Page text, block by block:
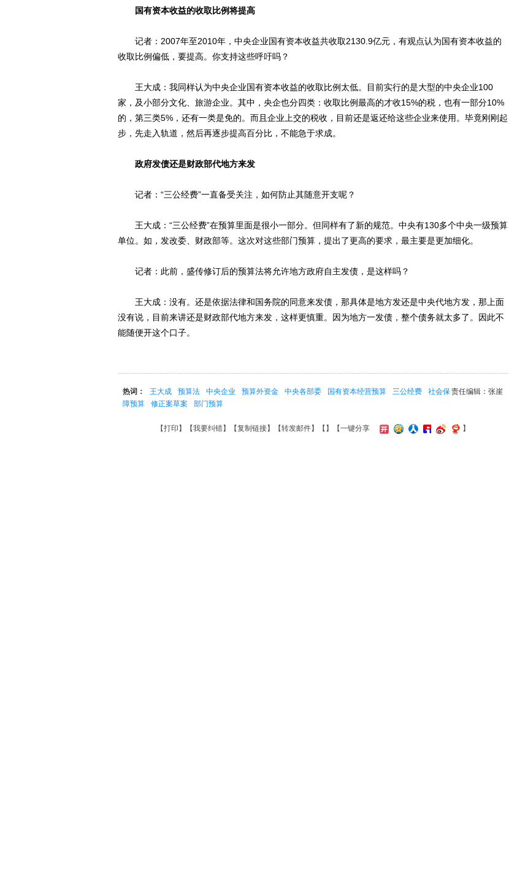
国有资本收益的收取比例将提高
记者：2007年至2010年，中央企业国有资本收益共收取2130.9亿元，有观点认为国有资本收益的
收取比例偏低，要提高。你支持这些呼吁吗？
王大成：我同样认为中央企业国有资本收益的收取比例太低。目前实行的是大型的中央企业100
家，及小部分文化、旅游企业。其中，央企也分四类：收取比例最高的才收15%的税，也有一部分10%
的，第三类5%，还有一类是免的。而且企业上交的税收，目前还是返还给这些企业来使用。毕竟刚刚起
步，先走入轨道，然后再逐步提高百分比，不能急于求成。
政府发债还是财政部代地方来发
记者：“三公经费”一直备受关注，如何防止其随意开支呢？
王大成：“三公经费”在预算里面是很小一部分。但同样有了新的规范。中央有130多个中央一级预算
单位。如，发改委、财政部等。这次对这些部门预算，提出了更高的要求，最主要是更加细化。
记者：此前，盛传修订后的预算法将允许地方政府自主发债，是这样吗？
王大成：没有。还是依据法律和国务院的同意来发债，那具体是地方发还是中央代地方发，那上面
没有说，目前来讲还是财政部代地方来发，这样更慎重。因为地方一发债，整个债务就太多了。因此不
能随便开这个口子。
责任编辑：张崖
热词： 王大成 预算法 中央企业 预算外资金 中央各部委 国有资本经营预算 三公经费
社会保
障预算
修正案草案 部门预算
【打印 】【我要纠错】【复制链接】【转发邮件】【 】 【一键分享 】